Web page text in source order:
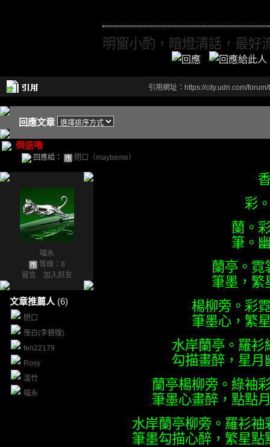
明窗小酌，暗燈清話，最好
引用網址：https://city.udn.com/
回應文章
倒退嚕
回應給： 閉口（maybeme）
喵永
等級：8
留言
加入好友
文章推薦人 (6)
閉口
曳白(李碧娥)
fen22179
Rosy
溫竹
喵永
彩
蘭。
筆。
蘭亭。霓
筆墨，繁
楊柳旁。彩
筆墨心，繁
水岸蘭亭。羅衫
勾描畫醉，星月
蘭亭楊柳旁。綠袖
筆墨心畫醉，點點
水岸蘭亭柳旁。羅衫
筆墨勾描心醉，繁星